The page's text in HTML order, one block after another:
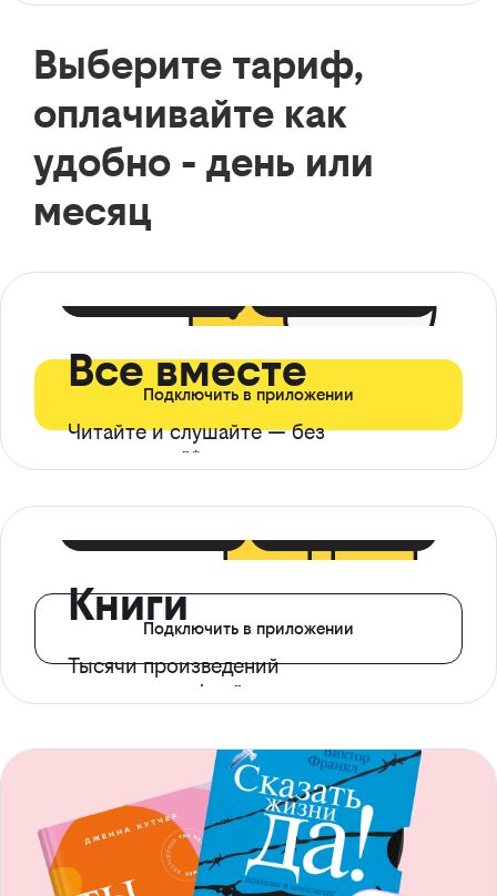
Выберите тариф,
оплачивайте как
удобно - день или
месяц
Все вместе
Читайте и слушайте — без
ограничений*
Подключить в приложении
Книги
Тысячи произведений
с доступом офлайн
Подключить в приложении